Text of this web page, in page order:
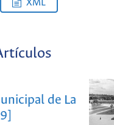
XML
de La